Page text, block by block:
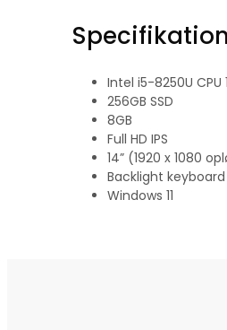
Intel i5-8250U CPU
256GB SSD
8GB
Full HD IPS
14” (1920 x 1080
Backlight keyboard
Windows 11